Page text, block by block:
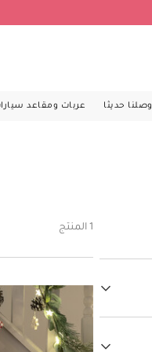
وصلنا حديثا عربات ومقاعد
1 المنتج